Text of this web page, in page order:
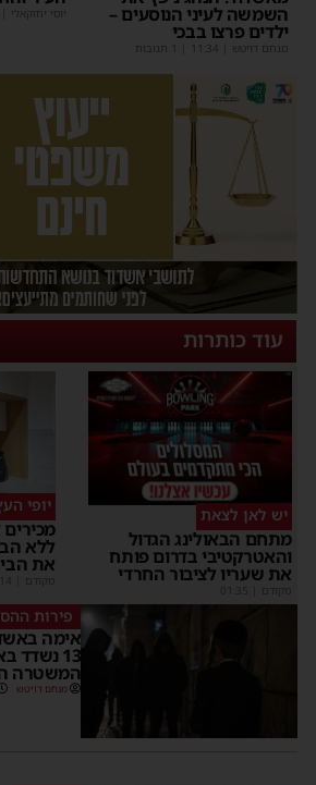
השמשה לעיני הנוסעים –
ילדים פרצו בבכי
מנחם דויטש 11:34
יוסי יחזקאלי
עוד כותרות
יש לאן לצאת
מתחם הבאולינג הגדול
והאטרקטיבי בדרום פותח
את שעריו לציבור החרדי
מקודם
יופי
ללא
את
מקודם
פירות
אימה
13 נשדד
המשטרה
מנחם דויטש